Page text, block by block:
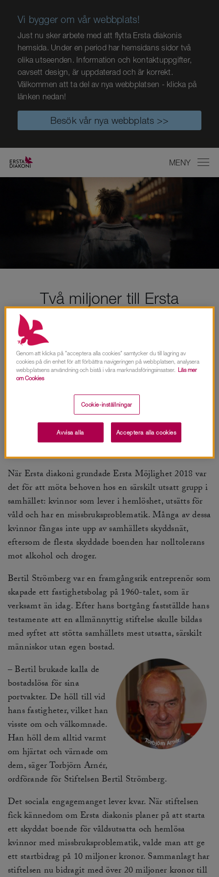
Vi bygger om vår webbplats!
Just nu sker arbete med att flytta Ersta diakonis
hemsida. Under en period har hemsidans sidor två
olika utseenden. Information och kontaktuppgifter,
oavsett design, är uppdaterad och är korrekt.
Välkommen att ta del av nya webbplatsen - klicka på
länken nedan!
Besök vår nya webbplats >>
MENY
Två miljoner till Ersta
Stiftelsen Bertil Strömberg har beslutat
att ge ett bidrag på två miljoner kronor till
det skyddade boendet Ersta Möjlighet –
en fortsättning på det mångåriga stöd
som stiftelsen har gett sedan Ersta
Möjlighet startade.
När Ersta diakoni grundade Ersta Möjlighet 2018 var
det för att möta behoven hos en särskilt utsatt grupp i
samhället: kvinnor som lever i hemlöshet, utsätts för
våld och har en missbruksproblematik. Många av dessa
kvinnor fångas inte upp av samhällets skyddsnät,
eftersom de flesta skyddade boenden har nolltolerans
mot alkohol och droger.
Bertil Strömberg var en framgångsrik entreprenör som
skapade ett fastighetsbolag på 1960-talet, som är
verksamt än idag. Efter hans bortgång fastställde hans
testamente att en allmännyttig stiftelse skulle bildas
med syftet att stötta samhällets mest utsatta, särskilt
människor utan egen bostad.
– Bertil brukade kalla de
bostadslösa för sina
portvakter. De höll till vid
hans fastigheter, vilket han
visste om och välkomnade.
Han höll dem alltid varmt
om hjärtat och värnade om
dem, säger Torbjörn Arnér,
ordförande för Stiftelsen Bertil Strömberg.
Det sociala engagemanget lever kvar. När stiftelsen
fick kännedom om Ersta diakonis planer på att starta
ett skyddat boende för våldsutsatta och hemlösa
kvinnor med missbruksproblematik, valde man att ge
ett startbidrag på 10 miljoner kronor. Sammanlagt har
stiftelsen nu bidragit med över 20 miljoner kronor till
Genom att klicka på "acceptera alla cookies" samtycker du till lagring av
cookies på din enhet för att förbättra navigeringen på webbplatsen, analysera
webbplatsens användning och bistå i våra marknadsföringsinsatser. Läs mer
om Cookies
Cookie-inställningar
Avvisa alla Acceptera alla cookies